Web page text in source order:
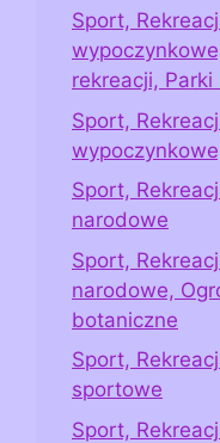
Sport,
rekreacji,
Sport,
Sport,
narodowe
Sport,
narodowe,
botaniczne
Sport,
sportowe
Sport,